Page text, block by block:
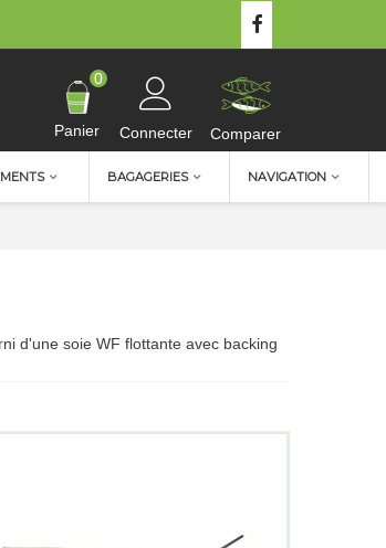
Panier
0
Connecter Comparer
BAGAGERIES NAVIGATION
d'une soie WF flottante avec backing